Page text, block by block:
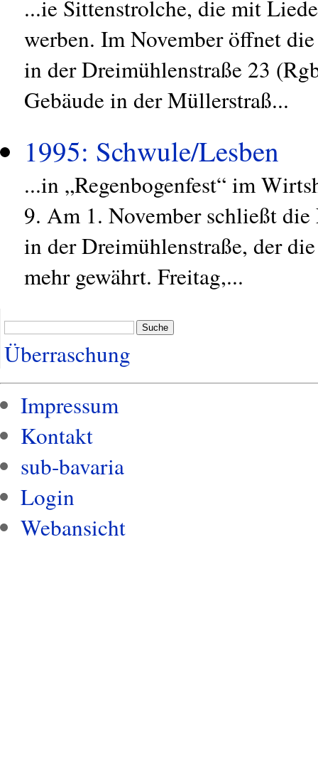
...ie Sittenstrolche, die mit
werben. Im November öffnet
in der Dreimühlenstraße 23
Gebäude in der Müllerstraß...
1995: Schwule/Lesben
...in „Regenbogenfest“ im
9. Am 1. November schließt
in der Dreimühlenstraße, der
mehr gewährt. Freitag,...
Suche
Überraschung
Impressum
Kontakt
sub-bavaria
Login
Webansicht